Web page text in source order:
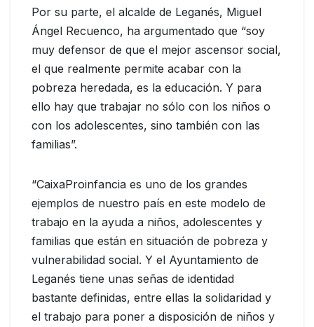
Por su parte, el alcalde de Leganés, Miguel
Ángel Recuenco, ha argumentado que “soy
muy defensor de que el mejor ascensor social,
el que realmente permite acabar con la
pobreza heredada, es la educación. Y para
ello hay que trabajar no sólo con los niños o
con los adolescentes, sino también con las
familias”.
“CaixaProinfancia es uno de los grandes
ejemplos de nuestro país en este modelo de
trabajo en la ayuda a niños, adolescentes y
familias que están en situación de pobreza y
vulnerabilidad social. Y el Ayuntamiento de
Leganés tiene unas señas de identidad
bastante definidas, entre ellas la solidaridad y
el trabajo para poner a disposición de niños y